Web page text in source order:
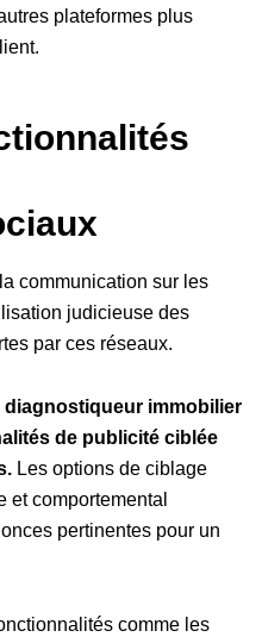
plateformes plus
communication sur les
judicieuse des
par ces réseaux.
diagnostiqueur immobilier
de publicité ciblée
Les options de ciblage
et comportemental
pertinentes pour un
comme les